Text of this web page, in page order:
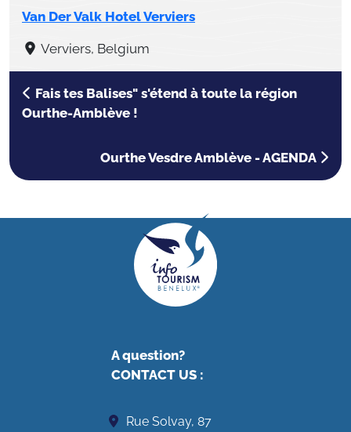
Van Der Valk Hotel Verviers
Verviers, Belgium
Fais tes Balises" s'étend à toute la région
Ourthe-Amblève !
Ourthe Vesdre Amblève - AGENDA
A question?
CONTACT US:
Rue Solvay, 87